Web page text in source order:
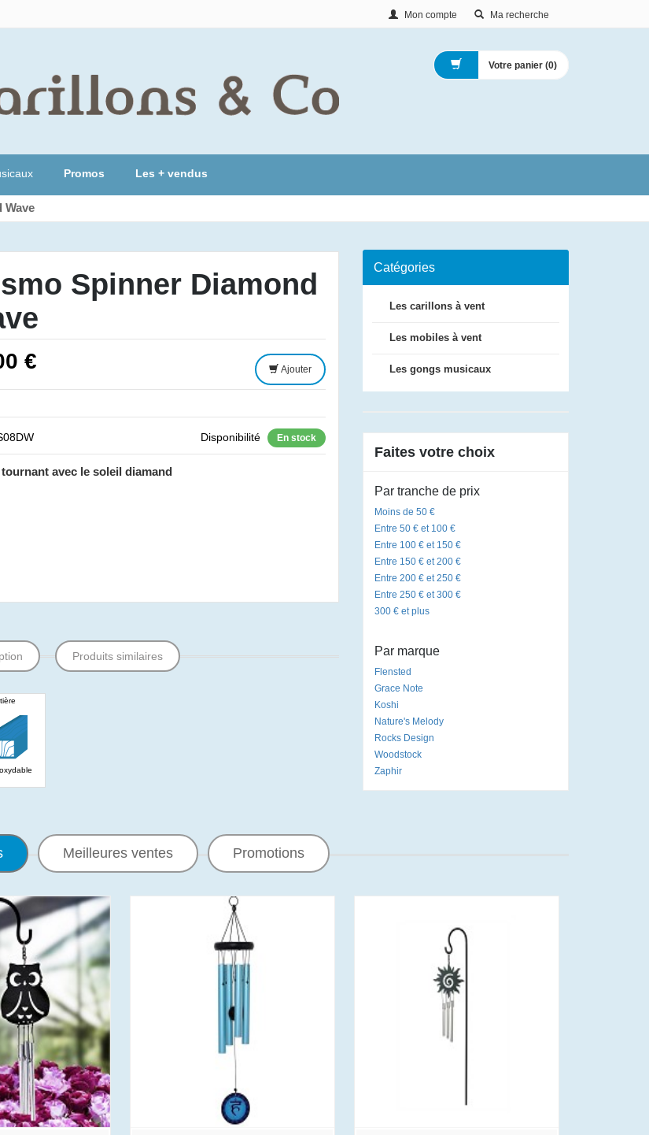
Mon compte Ma recherche
Votre panier (0)
Promos Les + vendus
Wave
Spinner Diamond
€ Ajouter
Disponibilité En stock
avec le soleil diamand
Produits similaires
Catégories
Les carillons à vent
Les mobiles à vent
Les gongs musicaux
Faites votre choix
Par tranche de prix
Moins de 50 €
Entre 50 € et 100 €
Entre 100 € et 150 €
Entre 150 € et 200 €
Entre 200 € et 250 €
Entre 250 € et 300 €
300 € et plus
Par marque
Flensted
Grace Note
Koshi
Nature's Melody
Rocks Design
Woodstock
Zaphir
Meilleures ventes Promotions